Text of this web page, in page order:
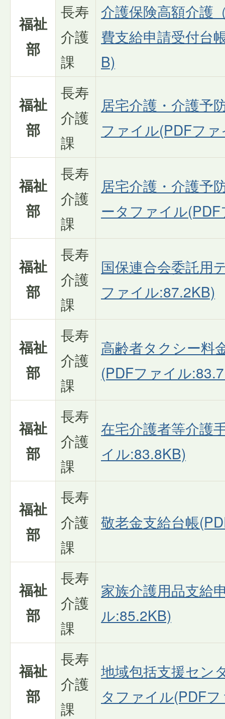
福祉
部
長寿
介護
課
介護保険高額介護
費支給申請受付台
B)
福祉
部
長寿
介護
課
居宅介護・介護予
ファイル(PDFフ
福祉
部
長寿
介護
課
居宅介護・介護予
ータファイル
福祉
部
長寿
介護
課
国保連合会委託用
ファイル:87.2KB)
福祉
部
長寿
介護
課
高齢者タクシー料
(PDFファイル
福祉
部
長寿
介護
課
在宅介護者等介護
イル:83.8KB)
福祉
部
長寿
介護
課
敬老金支給台帳
福祉
部
長寿
介護
課
家族介護用品支給
ル:85.2KB)
福祉
部
長寿
介護
課
地域包括支援セン
タファイル(PDF